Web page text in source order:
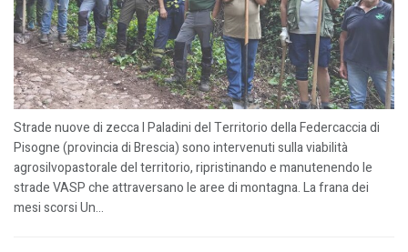
Strade nuove di zecca I Paladini del Territorio della Federcaccia di
Pisogne (provincia di Brescia) sono intervenuti sulla viabilità
agrosilvopastorale del territorio, ripristinando e manutenendo le
strade VASP che attraversano le aree di montagna. La frana dei
mesi scorsi Un...